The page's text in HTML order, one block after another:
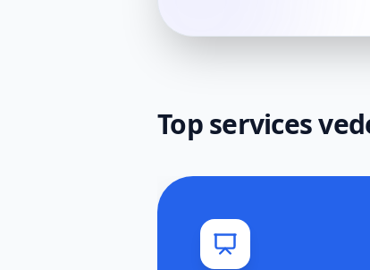
Top services